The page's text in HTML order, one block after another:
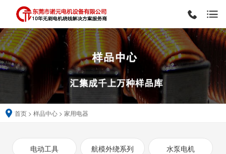
首页 >样品中心 >家用电器
电动工具 航模外绕系列
水泵电机